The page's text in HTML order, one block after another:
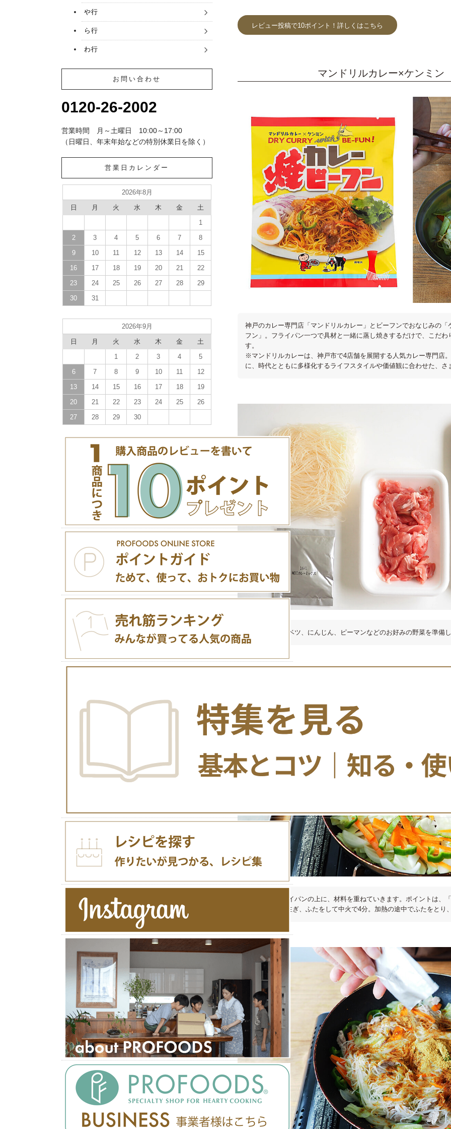
レビュー投稿で10ポイント！詳しくはこちら
マンドリルカレー×ケンミ
神戸のカレー専門店「マンドリルカレー」とビーフンでおなじみの
フン」。フライパン一つで具材と一緒に蒸し焼きするだけで、こだ
す。
※マンドリルカレーは、神戸市で4店舗を展開する人気カレー専門店
に、時代とともに多様化するライフスタイルや価値観に合わせた、
1）豚肉とキャベツ、にんじん、ピーマンなどのお好みの野菜を準備
2）熱したフライパンの上に、材料を重ねていきます。ポイントは
3）水170ccを注ぎ、ふたをして中火で4分。加熱の途中でふたをと
や行
ら行
わ行
お問い合わせ
0120-26-2002
営業時間 月～土曜日 10:00～17:00
（日曜日、年末年始などの特別休業日を除く）
営業日カレンダー
2026年8月
日
月 火 水 木 金
土
1
2
3 4 5 6 7
8
9
10 11 12 13 14
15
16
17 18 19 20 21
22
23
24 25 26 27 28
29
30
31
2026年9月
日
月 火 水 木 金
土
1
2 3 4
5
6
7 8 9 10 11
12
13
14 15 16 17 18
19
20
21 22 23 24 25
26
27
28 29 30